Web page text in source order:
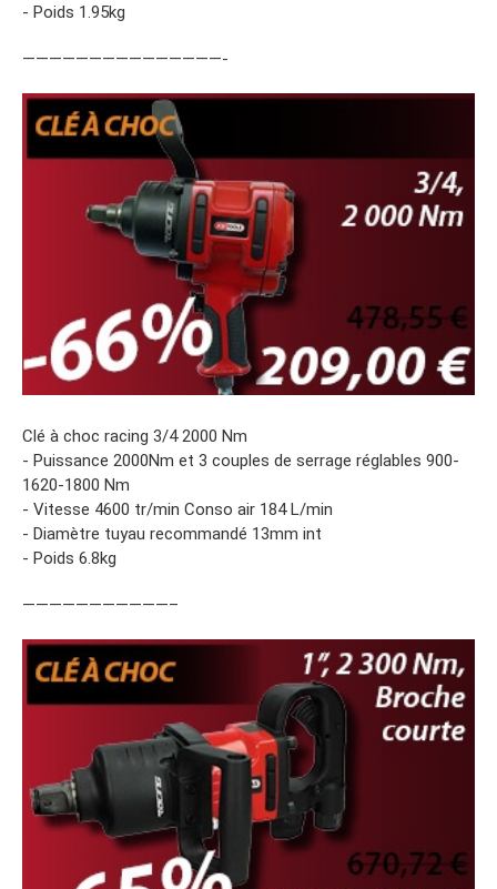
- Poids 1.95kg
———————————————-
Clé à choc racing 3/4 2000 Nm
- Puissance 2000Nm et 3 couples de serrage réglables 900-
1620-1800 Nm
- Vitesse 4600 tr/min Conso air 184 L/min
- Diamètre tuyau recommandé 13mm int
- Poids 6.8kg
———————————–